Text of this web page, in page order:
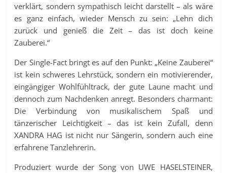
verklärt, sondern sympathisch leicht darstellt – als wäre
es ganz einfach, wieder Mensch zu sein: „Lehn dich
zurück und genieß die Zeit – das ist doch keine
Zauberei.“
Der Single-Fact bringt es auf den Punkt: „Keine Zauberei“
ist kein schweres Lehrstück, sondern ein motivierender,
eingängiger Wohlfühltrack, der gute Laune macht und
dennoch zum Nachdenken anregt. Besonders charmant:
Die Verbindung von musikalischem Spaß und
tänzerischer Leichtigkeit – das ist kein Zufall, denn
XANDRA HAG ist nicht nur Sängerin, sondern auch eine
erfahrene Tanzlehrerin.
Produziert wurde der Song von UWE HASELSTEINER,